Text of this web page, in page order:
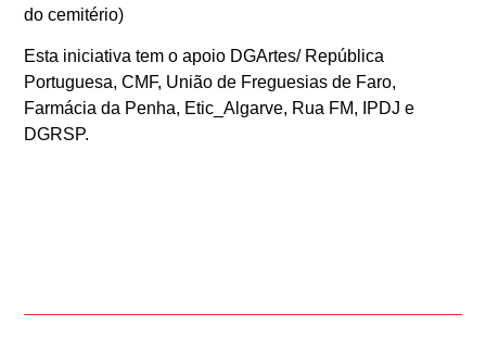
do cemitério)
Esta iniciativa tem o apoio DGArtes/ República
Portuguesa, CMF, União de Freguesias de Faro,
Farmácia da Penha, Etic_Algarve, Rua FM, IPDJ e
DGRSP.